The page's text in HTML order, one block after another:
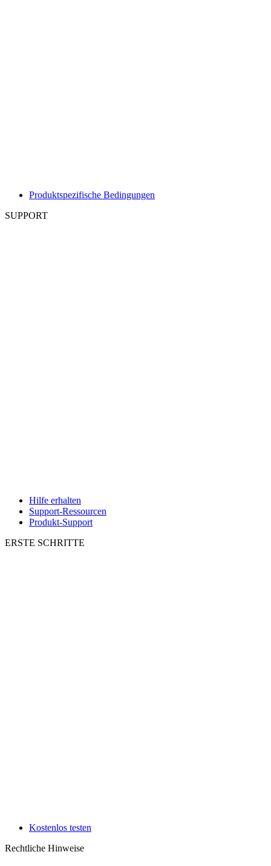
Produktspezifische Bedingungen
SUPPORT
Hilfe erhalten
Support-Ressourcen
Produkt-Support
ERSTE SCHRITTE
Kostenlos testen
Rechtliche Hinweise